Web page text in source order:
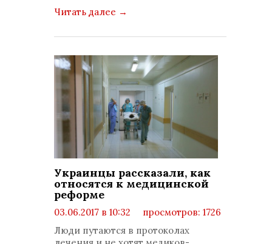
Читать далее →
Украинцы рассказали, как
относятся к медицинской
реформе
03.06.2017 в 10:32
просмотров: 1726
Люди путаются в протоколах